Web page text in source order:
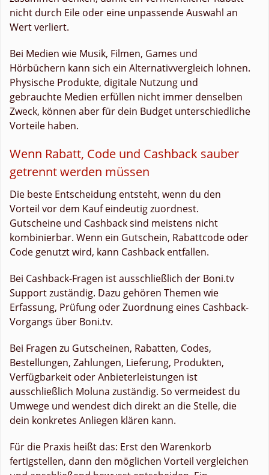
nicht durch Eile oder eine unpassende Auswahl an
Wert verliert.
Bei Medien wie Musik, Filmen, Games und
Hörbüchern kann sich ein Alternativvergleich lohnen.
Physische Produkte, digitale Nutzung und
gebrauchte Medien erfüllen nicht immer denselben
Zweck, können aber für dein Budget unterschiedliche
Vorteile haben.
Wenn Rabatt, Code und Cashback sauber
getrennt werden müssen
Die beste Entscheidung entsteht, wenn du den
Vorteil vor dem Kauf eindeutig zuordnest.
Gutscheine und Cashback sind meistens nicht
kombinierbar. Wenn ein Gutschein, Rabattcode oder
Code genutzt wird, kann Cashback entfallen.
Bei Cashback-Fragen ist ausschließlich der Boni.tv
Support zuständig. Dazu gehören Themen wie
Erfassung, Prüfung oder Zuordnung eines Cashback-
Vorgangs über Boni.tv.
Bei Fragen zu Gutscheinen, Rabatten, Codes,
Bestellungen, Zahlungen, Lieferung, Produkten,
Verfügbarkeit oder Anbieterleistungen ist
ausschließlich Moluna zuständig. So vermeidest du
Umwege und wendest dich direkt an die Stelle, die
dein konkretes Anliegen klären kann.
Für die Praxis heißt das: Erst den Warenkorb
fertigstellen, dann den möglichen Vorteil vergleichen